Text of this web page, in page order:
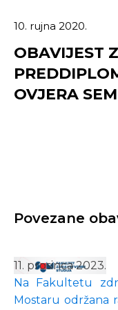
10. rujna 2020.
OBAVIJEST
OVJERA
Povezane
11. prosinca 2023.
Na Fakultetu
Mostaru održana